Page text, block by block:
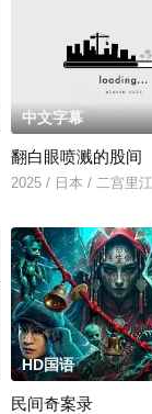
中文字幕
翻白眼喷溅的股间
2025 / 日本 / 二宫里
HD国语
民间奇案录